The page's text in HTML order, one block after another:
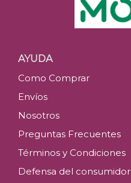
AYUDA
Como Comprar
Envíos
Nosotros
Preguntas Frecuentes
Términos y Condiciones
Defensa del consumidor